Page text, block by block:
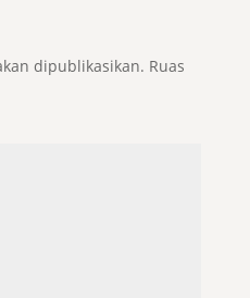
dipublikasikan. Ruas